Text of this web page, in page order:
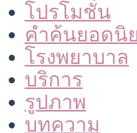
โปรโมชั่น
คำค้นยอดนิย
โรงพยาบาล
บริการ
รูปภาพ
บทความ